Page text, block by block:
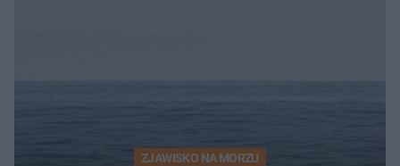
ZJAWISKO NA MORZU